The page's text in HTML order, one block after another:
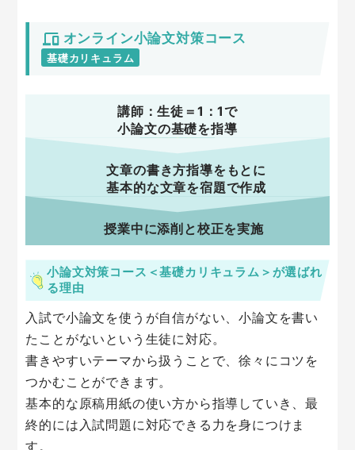
各種推薦入試、国公立2次試験
オンライン小論文対策コース
基礎カリキュラム
講師：生徒＝1：1で
小論文の基礎を指導
文章の書き方指導をもとに
基本的な文章を宿題で作成
授業中に添削と校正を実施
小論文対策コース＜基礎カリキュラム＞が選ばれ
る理由
入試で小論文を使うが自信がない、小論文を書い
たことがないという生徒に対応。
書きやすいテーマから扱うことで、徐々にコツを
つかむことができます。
基本的な原稿用紙の使い方から指導していき、最
終的には入試問題に対応できる力を身につけま
す。